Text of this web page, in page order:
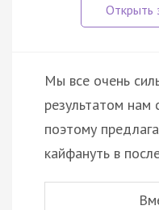
Мы все очень
результатом нам
поэтому
кайфануть в